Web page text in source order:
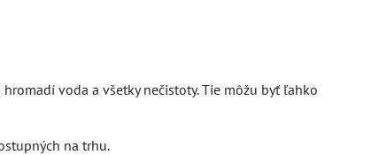
voda a všetky nečistoty. Tie môžu byť ľahko
na trhu.